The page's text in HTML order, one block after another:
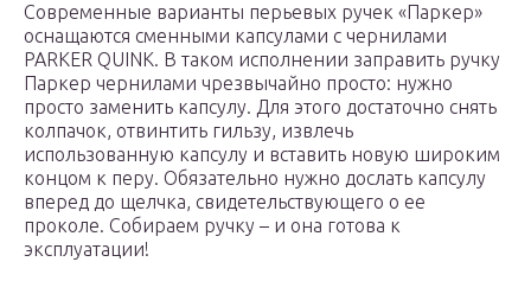
Современные варианты перьевых ручек «Паркер»
оснащаются сменными капсулами с чернилами
PARKER QUINK. В таком исполнении заправить ручку
Паркер чернилами чрезвычайно просто: нужно
просто заменить капсулу. Для этого достаточно снять
колпачок, отвинтить гильзу, извлечь
использованную капсулу и вставить новую широким
концом к перу. Обязательно нужно дослать капсулу
вперед до щелчка, свидетельствующего о ее
проколе. Собираем ручку – и она готова к
эксплуатации!